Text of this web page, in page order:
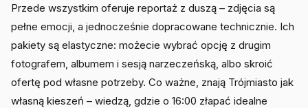
Przede wszystkim oferuje reportaż z duszą – zdjęcia są
pełne emocji, a jednocześnie dopracowane technicznie. Ich
pakiety są elastyczne: możecie wybrać opcję z drugim
fotografem, albumem i sesją narzeczeńską, albo skroić
ofertę pod własne potrzeby. Co ważne, znają Trójmiasto jak
własną kieszeń – wiedzą, gdzie o 16:00 złapać idealne